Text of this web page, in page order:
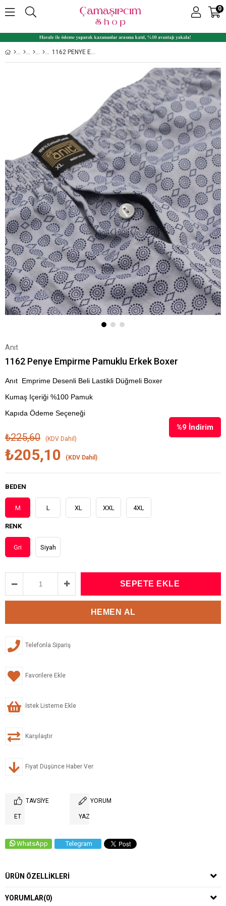
0
1162 PENYE EMPIRME PAMUKLU ERKEK BOXER
Anıt
1162 Penye Empirme Pamuklu Erkek Boxer
Anıt Emprime Desenli Beli Lastikli Düğmeli Boxer
Kumaş Içeriği %100 Pamuk
Kapıda Ödeme Seçeneği
%9 İndirim
₺225,60 (KDV Dahil)
₺205,10 (KDV Dahil)
BEDEN
M L XL XXL 4XL
RENK
Gri Siyah
Telefonla Sipariş
Favorilere Ekle
İstek Listeme Ekle
Karşılaştır
Fiyat Düşünce Haber Ver
TAVSIYE
ET
YORUM
YAZ
WhatsApp Telegram
ÜRÜN ÖZELLIKLERI
YORUMLAR(0)